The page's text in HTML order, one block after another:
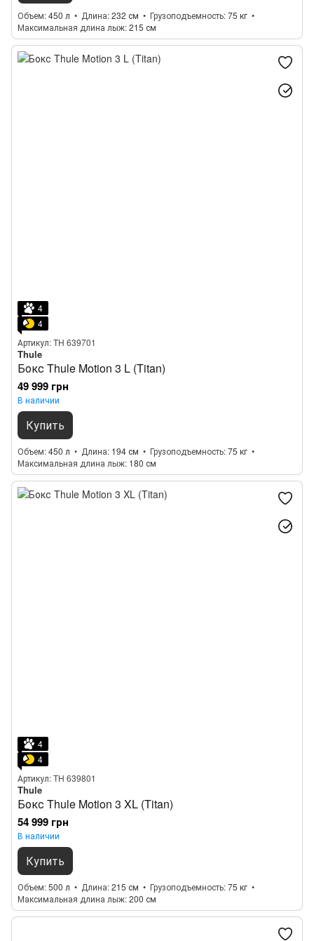
Объем 450 л Длина 232 см Грузоподъемность 75 кг
Максимальная длина лыж 215 см
4
4
Артикул: TH 639701
Thule
Бокс Thule Motion 3 L (Titan)
49 999 грн
В наличии
Купить
Объем 450 л Длина 194 см Грузоподъемность 75 кг
Максимальная длина лыж 180 см
4
4
Артикул: TH 639801
Thule
Бокс Thule Motion 3 XL (Titan)
54 999 грн
В наличии
Купить
Объем 500 л Длина 215 см Грузоподъемность 75 кг
Максимальная длина лыж 200 см